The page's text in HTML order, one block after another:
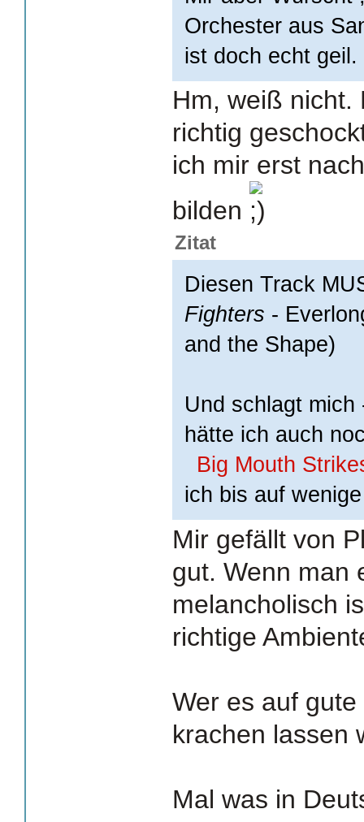
Orchester aus
ist doch echt geil.
Hm, weiß nicht.
richtig
ich mir erst
bilden
Zitat
Diesen Track
Fighters -
and the Shape)
Und schlagt
hätte ich auch
Big Mouth
ich bis auf
Mir gefällt von
gut. Wenn man
melancholisch
richtige
Wer es auf
krachen lassen
Mal was in